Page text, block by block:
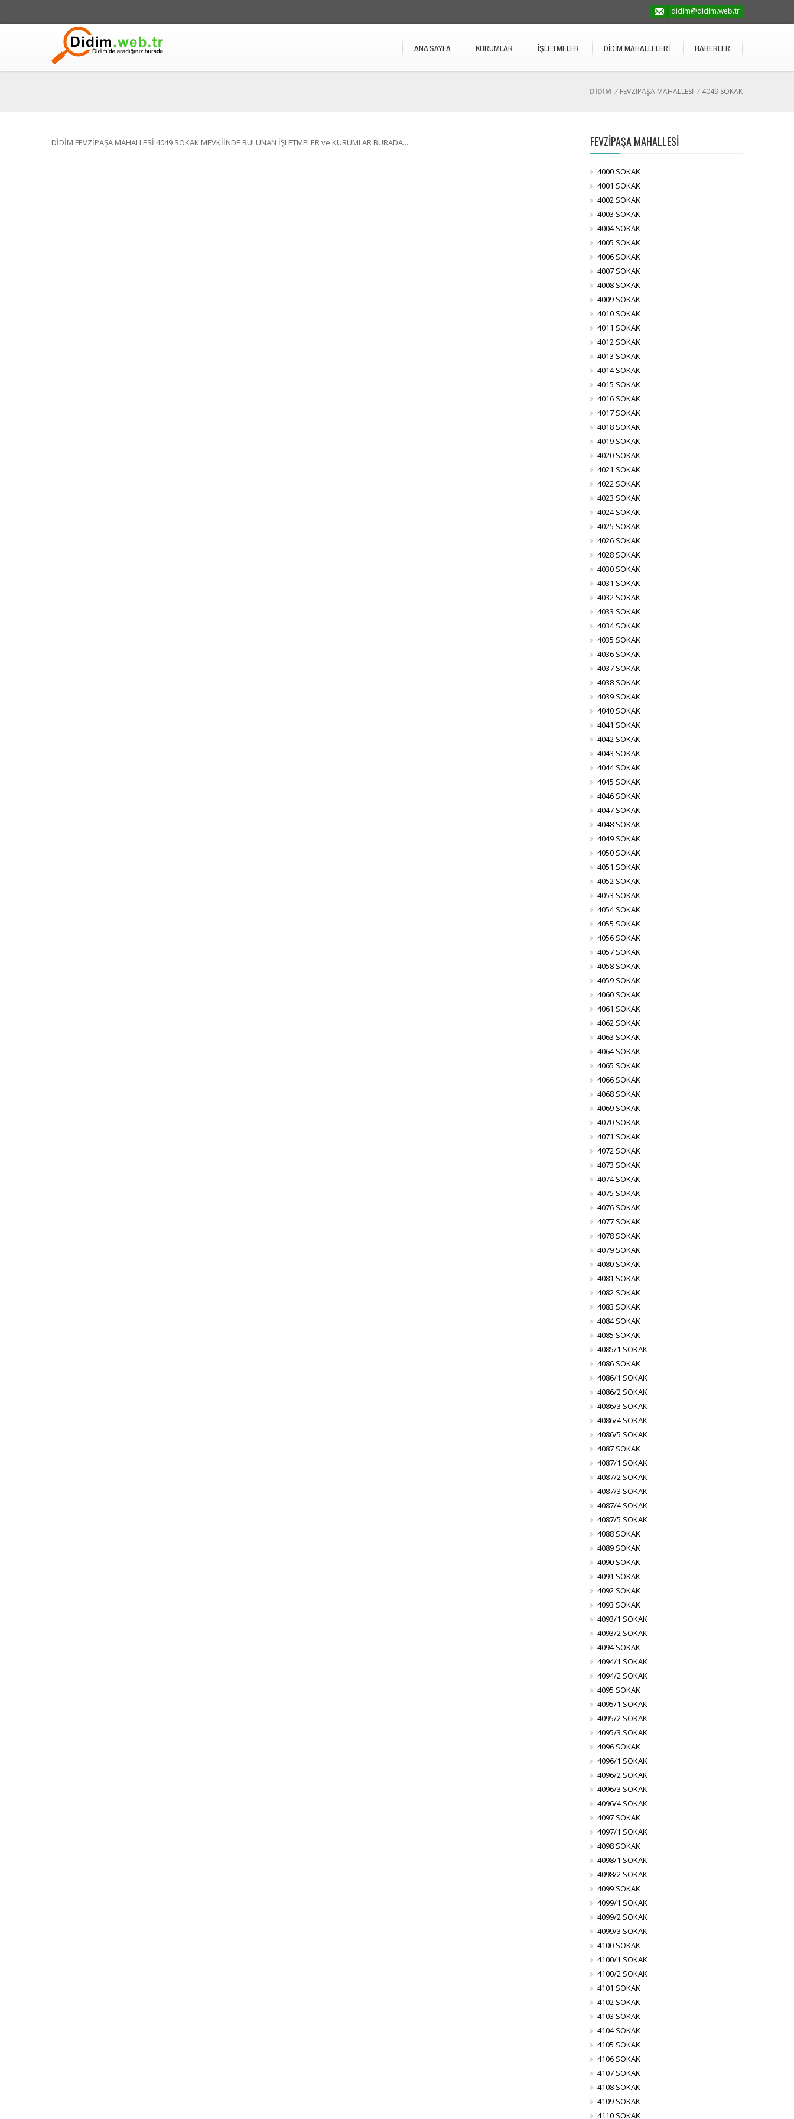
didim@didim.web.tr
ANA SAYFA KURUMLAR İŞLETMELER DİDİM MAHALLELERİ HABERLER
DİDİM / FEVZİPAŞA MAHALLESİ / 4049 SOKAK
DİDİM FEVZİPAŞA MAHALLESİ 4049 SOKAK MEVKİİNDE BULUNAN İŞLETMELER ve KURUMLAR BURADA... FEVZİPAŞA MAHALLESİ
4000 SOKAK
4001 SOKAK
4002 SOKAK
4003 SOKAK
4004 SOKAK
4005 SOKAK
4006 SOKAK
4007 SOKAK
4008 SOKAK
4009 SOKAK
4010 SOKAK
4011 SOKAK
4012 SOKAK
4013 SOKAK
4014 SOKAK
4015 SOKAK
4016 SOKAK
4017 SOKAK
4018 SOKAK
4019 SOKAK
4020 SOKAK
4021 SOKAK
4022 SOKAK
4023 SOKAK
4024 SOKAK
4025 SOKAK
4026 SOKAK
4028 SOKAK
4030 SOKAK
4031 SOKAK
4032 SOKAK
4033 SOKAK
4034 SOKAK
4035 SOKAK
4036 SOKAK
4037 SOKAK
4038 SOKAK
4039 SOKAK
4040 SOKAK
4041 SOKAK
4042 SOKAK
4043 SOKAK
4044 SOKAK
4045 SOKAK
4046 SOKAK
4047 SOKAK
4048 SOKAK
4049 SOKAK
4050 SOKAK
4051 SOKAK
4052 SOKAK
4053 SOKAK
4054 SOKAK
4055 SOKAK
4056 SOKAK
4057 SOKAK
4058 SOKAK
4059 SOKAK
4060 SOKAK
4061 SOKAK
4062 SOKAK
4063 SOKAK
4064 SOKAK
4065 SOKAK
4066 SOKAK
4068 SOKAK
4069 SOKAK
4070 SOKAK
4071 SOKAK
4072 SOKAK
4073 SOKAK
4074 SOKAK
4075 SOKAK
4076 SOKAK
4077 SOKAK
4078 SOKAK
4079 SOKAK
4080 SOKAK
4081 SOKAK
4082 SOKAK
4083 SOKAK
4084 SOKAK
4085 SOKAK
4085/1 SOKAK
4086 SOKAK
4086/1 SOKAK
4086/2 SOKAK
4086/3 SOKAK
4086/4 SOKAK
4086/5 SOKAK
4087 SOKAK
4087/1 SOKAK
4087/2 SOKAK
4087/3 SOKAK
4087/4 SOKAK
4087/5 SOKAK
4088 SOKAK
4089 SOKAK
4090 SOKAK
4091 SOKAK
4092 SOKAK
4093 SOKAK
4093/1 SOKAK
4093/2 SOKAK
4094 SOKAK
4094/1 SOKAK
4094/2 SOKAK
4095 SOKAK
4095/1 SOKAK
4095/2 SOKAK
4095/3 SOKAK
4096 SOKAK
4096/1 SOKAK
4096/2 SOKAK
4096/3 SOKAK
4096/4 SOKAK
4097 SOKAK
4097/1 SOKAK
4098 SOKAK
4098/1 SOKAK
4098/2 SOKAK
4099 SOKAK
4099/1 SOKAK
4099/2 SOKAK
4099/3 SOKAK
4100 SOKAK
4100/1 SOKAK
4100/2 SOKAK
4101 SOKAK
4102 SOKAK
4103 SOKAK
4104 SOKAK
4105 SOKAK
4106 SOKAK
4107 SOKAK
4108 SOKAK
4109 SOKAK
4110 SOKAK